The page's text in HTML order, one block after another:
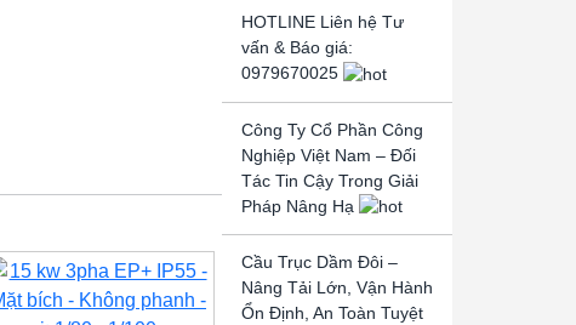
HOTLINE Liên hệ Tư
vấn & Báo giá:
0979670025
Công Ty Cổ Phần Công
Nghiệp Việt Nam – Đối
Tác Tin Cậy Trong Giải
Pháp Nâng Hạ
Cầu Trục Dầm Đôi –
Nâng Tải Lớn, Vận Hành
Ổn Định, An Toàn Tuyệt